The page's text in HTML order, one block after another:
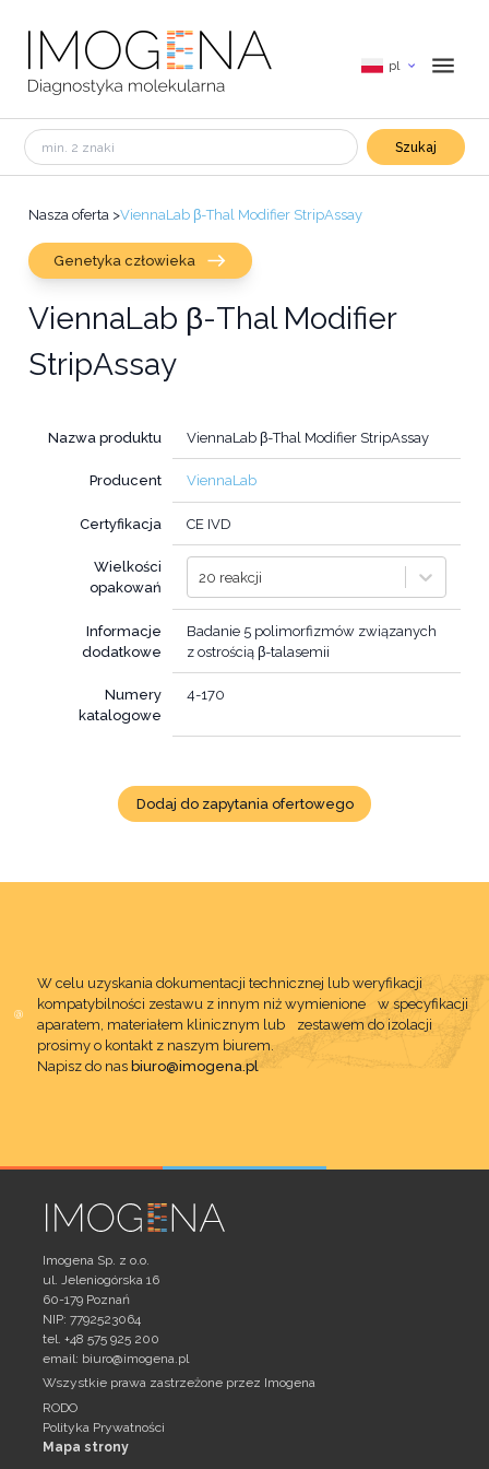
pl
Szukaj
Nasza oferta >ViennaLab β-Thal Modifier StripAssay
Genetyka człowieka
ViennaLab β-Thal Modifier
StripAssay
Nazwa produktu ViennaLab β-Thal Modifier StripAssay
Producent ViennaLab
Certyfikacja CE IVD
Wielkości
opakowań
20 reakcji
Informacje
dodatkowe
Badanie 5 polimorfizmów związanych
z ostrością β-talasemii
Numery
katalogowe
4-170
Dodaj do zapytania ofertowego
W celu uzyskania dokumentacji technicznej lub weryfikacji
kompatybilności zestawu z innym niż wymienione w specyfikacji
aparatem, materiałem klinicznym lub zestawem do izolacji
prosimy o kontakt z naszym biurem.
Napisz do nas biuro@imogena.pl
Imogena Sp. z o.o.
ul. Jeleniogórska 16
60-179 Poznań
NIP: 7792523064
tel. +48 575 925 200
email: biuro@imogena.pl
Wszystkie prawa zastrzeżone przez Imogena
RODO
Polityka Prywatności
Mapa strony